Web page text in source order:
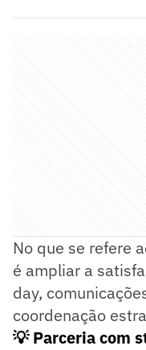
No que se refere
é ampliar a
day,
coordenação
💡 Parceria com